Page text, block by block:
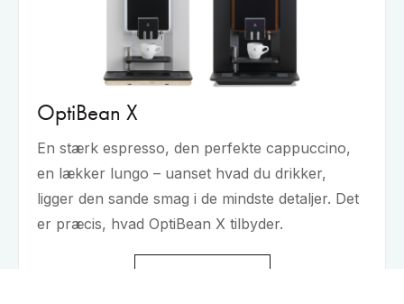
OptiBean X
En stærk espresso, den perfekte cappuccino,
en lækker lungo – uanset hvad du drikker,
ligger den sande smag i de mindste detaljer. Det
er præcis, hvad OptiBean X tilbyder.